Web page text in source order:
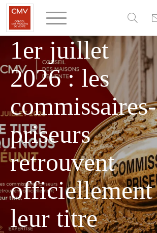
MERCREDI 1 JUILLET 2026
1er juillet
2026 : les
commissaires-
priseurs
retrouvent
officiellement
leur titre
Panneau de gestion des cookies